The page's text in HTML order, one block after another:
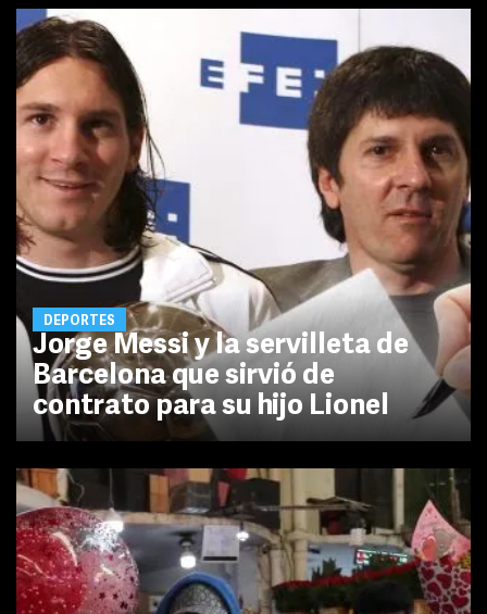
DEPORTES
Jorge Messi y la servilleta de
Barcelona que sirvió de
contrato para su hijo Lionel